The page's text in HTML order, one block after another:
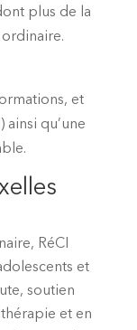
plus de la
et
qu’une
RéCI
et
soutien
et en